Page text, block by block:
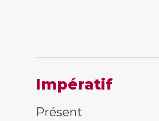
Impératif
Présent